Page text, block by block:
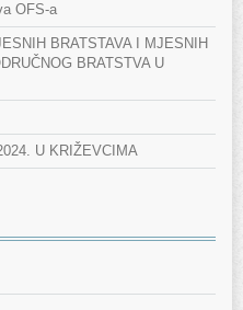
OFS-a
BRATSTAVA I MJESNIH
BRATSTVA U
U KRIŽEVCIMA